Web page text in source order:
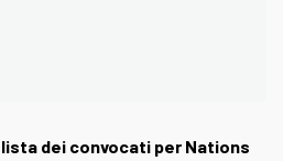
lista dei convocati per Nations